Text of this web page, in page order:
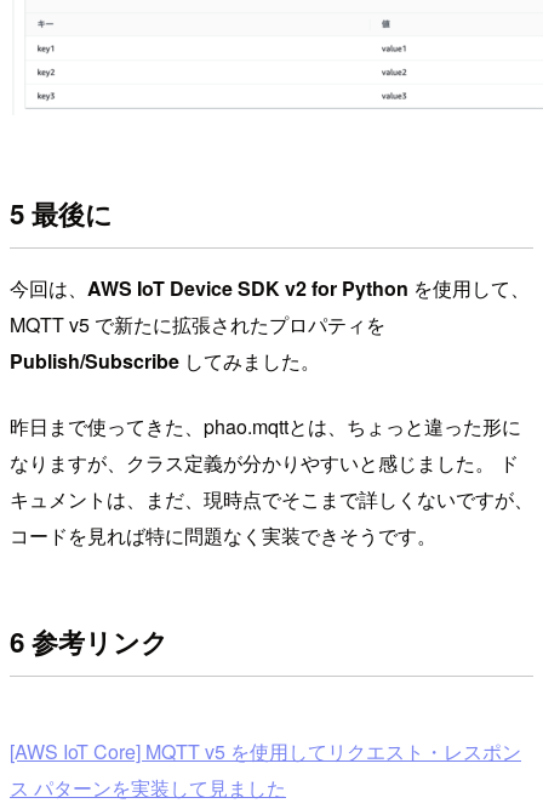
5 最後に
今回は、 AWS IoT Device SDK v2 for Python を使用して、
MQTT v5 で新たに拡張されたプロパティを
Publish/Subscribe してみました。
昨日まで使ってきた、phao.mqttとは、ちょっと違った形に
なりますが、クラス定義が分かりやすいと感じました。 ド
キュメントは、まだ、現時点でそこまで詳しくないですが、
コードを見れば特に問題なく実装できそうです。
6 参考リンク
[AWS IoT Core] MQTT v5 を使用してリクエスト・レスポン
ス パターンを実装して見ました